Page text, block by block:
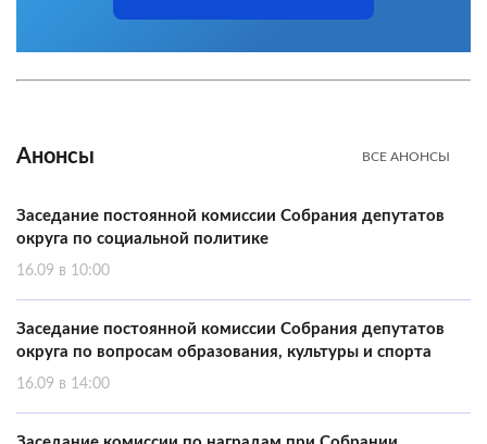
Анонсы ВСЕ АНОНСЫ
Заседание постоянной комиссии Собрания депутатов
округа по социальной политике
16.09 в 10:00
Заседание постоянной комиссии Собрания депутатов
округа по вопросам образования, культуры и спорта
16.09 в 14:00